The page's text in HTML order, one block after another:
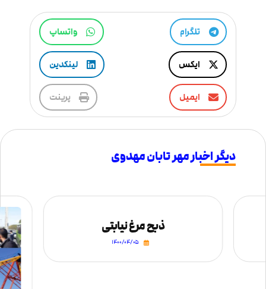
تلگرام واتساپ
ایکس لینکدین
ایمیل پرینت
دیگر اخبار مهر تابان مهدوی
ذبح مرغ نیابتی
۱۴۰۰/۰۴/۰۵